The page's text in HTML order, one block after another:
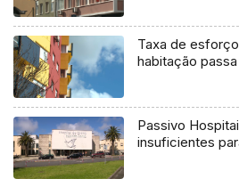
Taxa de
habitação
Passivo
insuficientes